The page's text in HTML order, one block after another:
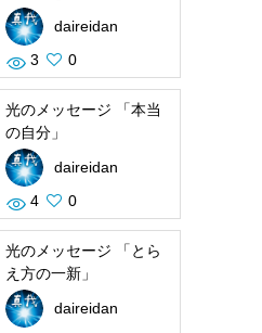
daireidan
3
0
光のメッセージ 「本当
の自分」
daireidan
4
0
光のメッセージ 「とら
え方の一新」
daireidan